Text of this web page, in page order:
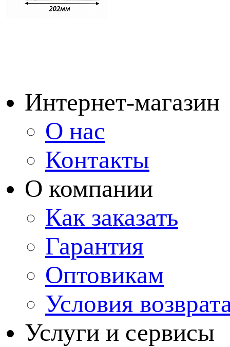
Интернет-магазин
О нас
Контакты
О компании
Как заказать
Гарантия
Оптовикам
Условия
Услуги и сервисы